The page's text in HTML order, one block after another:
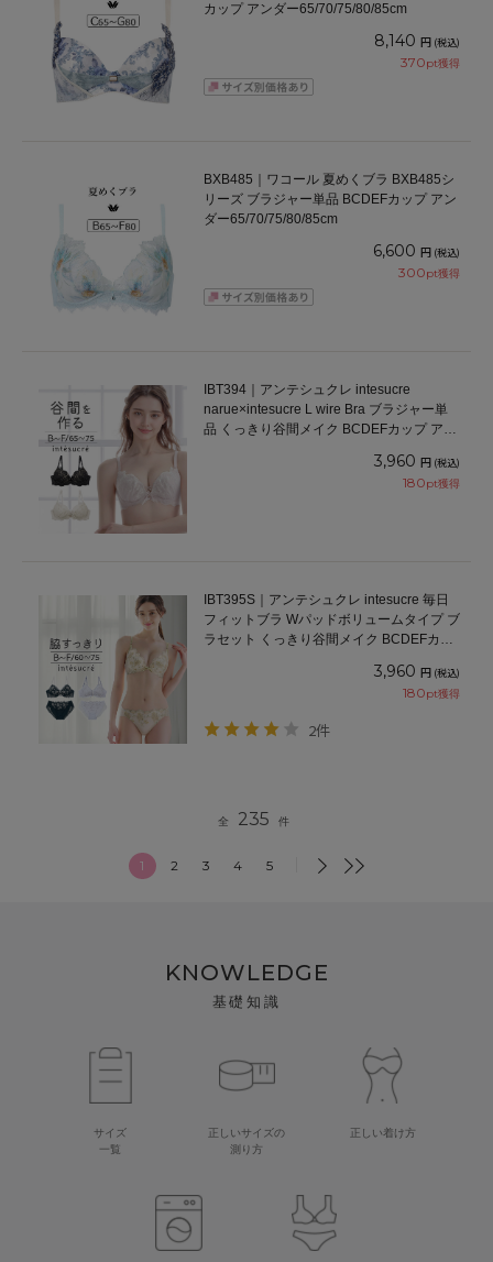
カップ アンダー65/70/75/80/85cm
8,140 円 (税込)
370pt獲得
BXB485｜ワコール 夏めくブラ BXB485シ
リーズ ブラジャー単品 BCDEFカップ アン
ダー65/70/75/80/85cm
6,600 円 (税込)
300pt獲得
IBT394｜アンテシュクレ intesucre
narue×intesucre L wire Bra ブラジャー単
品 くっきり谷間メイク BCDEFカップ アン
3,960 円 (税込)
180pt獲得
IBT395S｜アンテシュクレ intesucre 毎日
フィットブラ Wパッドボリュームタイプ ブ
ラセット くっきり谷間メイク BCDEFカッ
3,960 円 (税込)
180pt獲得
2件
全 235 件
1 2 3 4 5
KNOWLEDGE
基礎知識
サイズ
一覧
正しいサイズの
測り方
正しい着け方